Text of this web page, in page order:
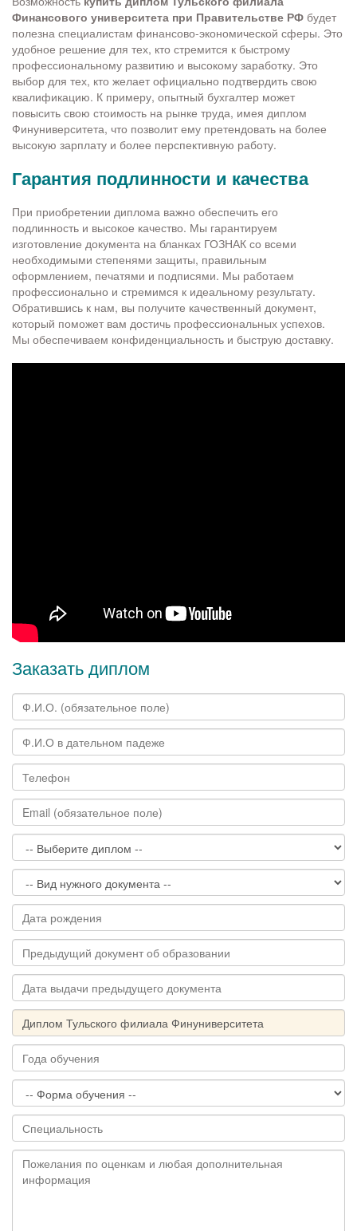
Финансового университета при Правительстве РФ будет
полезна специалистам финансово-экономической сферы. Это
удобное решение для тех, кто стремится к быстрому
профессиональному развитию и высокому заработку. Это
выбор для тех, кто желает официально подтвердить свою
квалификацию. К примеру, опытный бухгалтер может
повысить свою стоимость на рынке труда, имея диплом
Финуниверситета, что позволит ему претендовать на более
высокую зарплату и более перспективную работу.
Гарантия подлинности и качества
При приобретении диплома важно обеспечить его
подлинность и высокое качество. Мы гарантируем
изготовление документа на бланках ГОЗНАК со всеми
необходимыми степенями защиты, правильным
оформлением, печатями и подписями. Мы работаем
профессионально и стремимся к идеальному результату.
Обратившись к нам, вы получите качественный документ,
который поможет вам достичь профессиональных успехов.
Мы обеспечиваем конфиденциальность и быструю доставку.
Заказать диплом